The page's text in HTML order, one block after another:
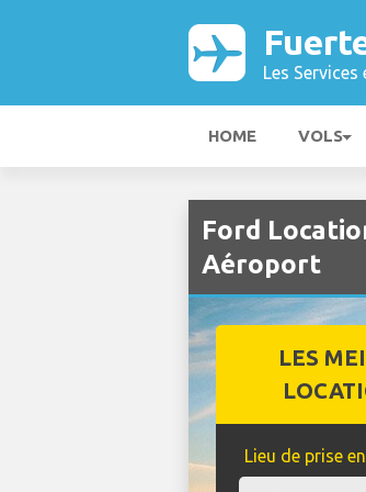
Les
HOME VOLS
Ford
Aéroport
LES
Lieu de prise